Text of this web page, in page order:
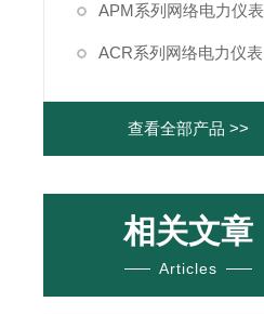
APM系列网络电力仪表
ACR系列网络电力仪表
查看全部产品 >>
相关文章
Articles